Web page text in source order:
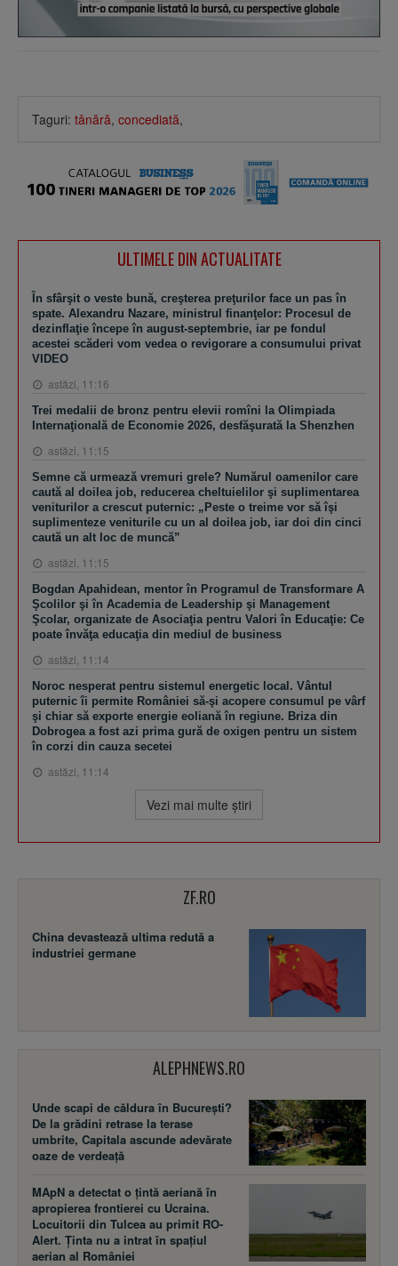
Taguri: tânără, concediată,
ULTIMELE DIN ACTUALITATE
În sfârşit o veste bună, creşterea preţurilor face un pas în
spate. Alexandru Nazare, ministrul finanţelor: Procesul de
dezinflaţie începe în august-septembrie, iar pe fondul
acestei scăderi vom vedea o revigorare a consumului privat
VIDEO
astăzi, 11:16
Trei medalii de bronz pentru elevii romîni la Olimpiada
Internaţională de Economie 2026, desfăşurată la Shenzhen
astăzi, 11:15
Semne că urmează vremuri grele? Numărul oamenilor care
caută al doilea job, reducerea cheltuielilor şi suplimentarea
veniturilor a crescut puternic: „Peste o treime vor să îşi
suplimenteze veniturile cu un al doilea job, iar doi din cinci
caută un alt loc de muncă”
astăzi, 11:15
Bogdan Apahidean, mentor în Programul de Transformare A
Şcolilor şi în Academia de Leadership şi Management
Şcolar, organizate de Asociaţia pentru Valori în Educaţie: Ce
poate învăţa educaţia din mediul de business
astăzi, 11:14
Noroc nesperat pentru sistemul energetic local. Vântul
puternic îi permite României să-şi acopere consumul pe vârf
şi chiar să exporte energie eoliană în regiune. Briza din
Dobrogea a fost azi prima gură de oxigen pentru un sistem
în corzi din cauza secetei
astăzi, 11:14
Vezi mai multe ştiri
ZF.RO
China devastează ultima redută a
industriei germane
ALEPHNEWS.RO
Unde scapi de căldura în București?
De la grădini retrase la terase
umbrite, Capitala ascunde adevărate
oaze de verdeață
MApN a detectat o țintă aeriană în
apropierea frontierei cu Ucraina.
Locuitorii din Tulcea au primit RO-
Alert. Ținta nu a intrat în spațiul
aerian al României